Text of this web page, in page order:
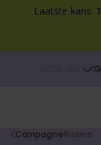
Laatste kans:
You
Campagne Basics